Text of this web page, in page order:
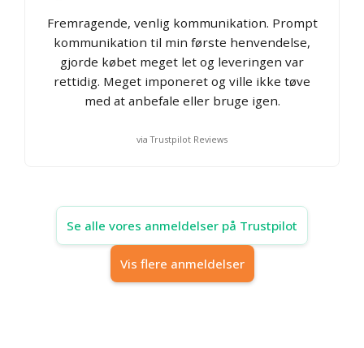
Fremragende, venlig kommunikation. Prompt
kommunikation til min første henvendelse,
gjorde købet meget let og leveringen var
rettidig. Meget imponeret og ville ikke tøve
med at anbefale eller bruge igen.
via Trustpilot Reviews
Se alle vores anmeldelser på Trustpilot
Vis flere anmeldelser